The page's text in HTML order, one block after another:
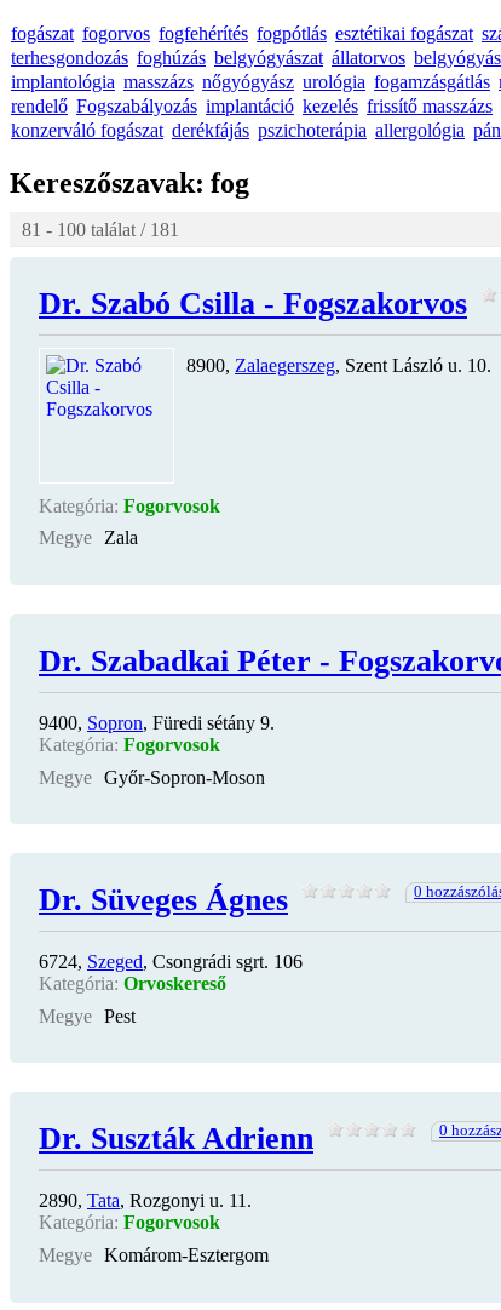
fogászat fogorvos fogfehérítés fogpótlás esztétikai fogászat
terhesgondozás foghúzás belgyógyászat állatorvos
implantológia masszázs nőgyógyász urológia fogamzásgátlás
rendelő Fogszabályozás implantáció kezelés frissítő masszázs
konzerváló fogászat derékfájás pszichoterápia allergológia
Kereszőszavak: fog
81 - 100 találat / 181
Dr. Szabó Csilla - Fogszakorvos
8900, Zalaegerszeg, Szent László u. 10.
Kategória: Fogorvosok
Megye Zala
Dr. Szabadkai Péter -
9400, Sopron, Füredi sétány 9.
Kategória: Fogorvosok
Megye Győr-Sopron-Moson
Dr. Süveges Ágnes 0
6724, Szeged, Csongrádi sgrt. 106
Kategória: Orvoskereső
Megye Pest
Dr. Suszták Adrienn 0
2890, Tata, Rozgonyi u. 11.
Kategória: Fogorvosok
Megye Komárom-Esztergom